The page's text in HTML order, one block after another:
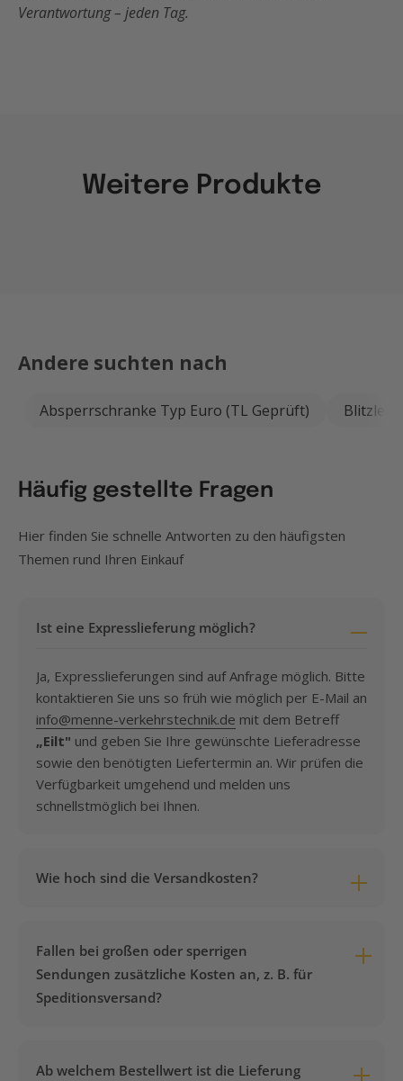
Verantwortung – jeden Tag.
Weitere Produkte
Andere suchten nach
Absperrschranke Typ Euro (TL Geprüft)
Häufig gestellte Fragen
Hier finden Sie schnelle Antworten zu den häufigsten
Themen rund Ihren Einkauf
Ist eine Expresslieferung möglich?
Ja, Expresslieferungen sind auf Anfrage möglich. Bitte
kontaktieren Sie uns so früh wie möglich per E-Mail an
info@menne-verkehrstechnik.de mit dem Betreff
„Eilt" und geben Sie Ihre gewünschte Lieferadresse
sowie den benötigten Liefertermin an. Wir prüfen die
Verfügbarkeit umgehend und melden uns
schnellstmöglich bei Ihnen.
Wie hoch sind die Versandkosten?
Bestellung – unabhängig von Gewicht, Volumen oder
Anzahl der bestellten Artikel. Es gibt keine
versteckten Aufschläge.
Fallen bei großen oder sperrigen
Sendungen zusätzliche Kosten an, z. B. für
Speditionsversand?
per Spedition geliefert werden müssen, bleibt es bei
Ab welchem Bestellwert ist die Lieferung